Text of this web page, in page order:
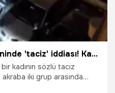
Kağıthane'de nişan töreninde 'taciz' iddiası! Kavga büyüdü, yaralılar var
kadının sözlü taciz
iki grup arasında